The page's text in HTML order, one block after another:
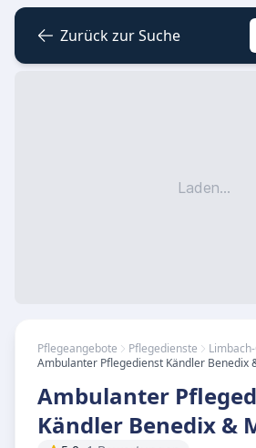
Zurück zur Suche
Laden...
Pflegeangebote Pflegedienste
Ambulanter
Kändler Benedix &